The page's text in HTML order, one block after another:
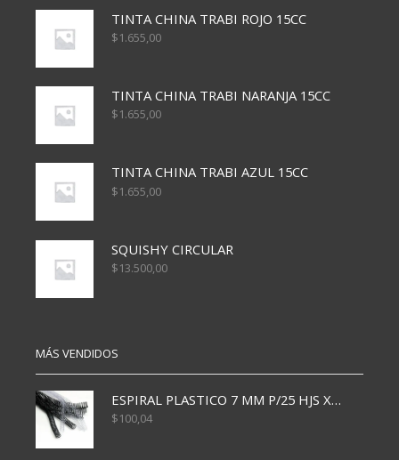
TINTA CHINA TRABI ROJO 15CC
$1.655,00
TINTA CHINA TRABI NARANJA 15CC
$1.655,00
TINTA CHINA TRABI AZUL 15CC
$1.655,00
SQUISHY CIRCULAR
$13.500,00
MÁS VENDIDOS
ESPIRAL PLASTICO 7 MM P/25 HJS X50x3000
$100,04